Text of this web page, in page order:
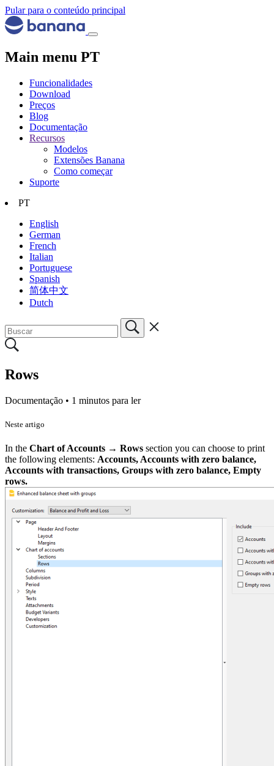
Pular para o conteúdo principal
Main menu PT
Funcionalidades
Download
Preços
Blog
Documentação
Recursos
Modelos
Extensões Banana
Como começar
Suporte
PT
English
German
French
Italian
Portuguese
Spanish
简体中文
Dutch
Rows
Documentação • 1 minutos para ler
Neste artigo
In the Chart of Accounts → Rows section you can choose to print
the following elements: Accounts, Accounts with zero balance,
Accounts with transactions, Groups with zero balance, Empty
rows.